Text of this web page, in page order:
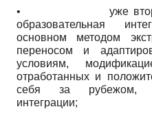
• уже
образовательная
основном методом
переносом и
условиям,
отработанных и
себя за рубежом,
интеграции;